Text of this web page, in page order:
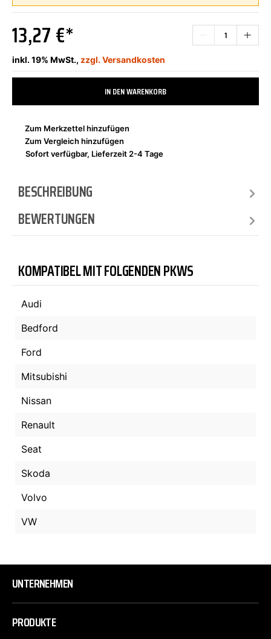
13,27 €*
inkl. 19% MwSt., zzgl. Versandkosten
IN DEN WARENKORB
Zum Merkzettel hinzufügen
Zum Vergleich hinzufügen
Sofort verfügbar, Lieferzeit 2-4 Tage
BESCHREIBUNG
BEWERTUNGEN
KOMPATIBEL MIT FOLGENDEN PKWS
Audi
Bedford
Ford
Mitsubishi
Nissan
Renault
Seat
Skoda
Volvo
VW
UNTERNEHMEN
PRODUKTE